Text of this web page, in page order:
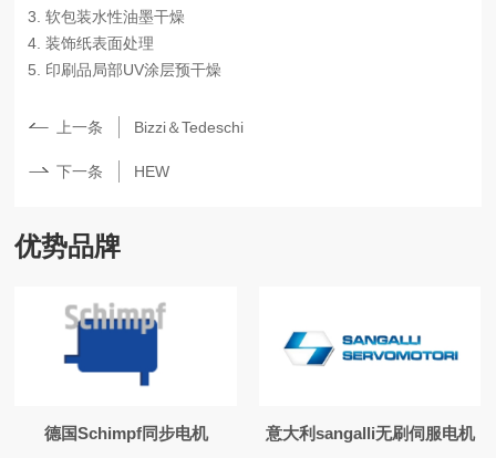
3. 软包装水性油墨干燥
4. 装饰纸表面处理
5. 印刷品局部UV涂层预干燥
上一条 Bizzi＆Tedeschi
下一条 HEW
优势品牌
德国Schimpf同步电机 意大利sangalli无刷伺服电机